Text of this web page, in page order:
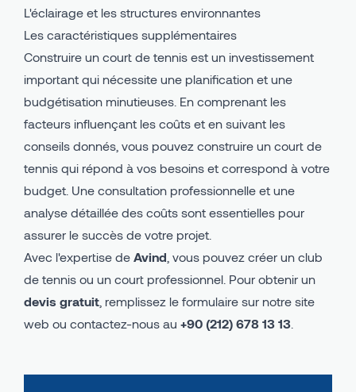
L'éclairage et les structures environnantes
Les caractéristiques supplémentaires
Construire un court de tennis est un investissement
important qui nécessite une planification et une
budgétisation minutieuses. En comprenant les
facteurs influençant les coûts et en suivant les
conseils donnés, vous pouvez construire un court de
tennis qui répond à vos besoins et correspond à votre
budget. Une consultation professionnelle et une
analyse détaillée des coûts sont essentielles pour
assurer le succès de votre projet.
Avec l'expertise de Avind , vous pouvez créer un club
de tennis ou un court professionnel. Pour obtenir un
devis gratuit , remplissez le formulaire sur notre site
web ou contactez-nous au +90 (212) 678 13 13